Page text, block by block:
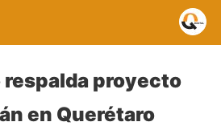
proyecto
en Querétaro